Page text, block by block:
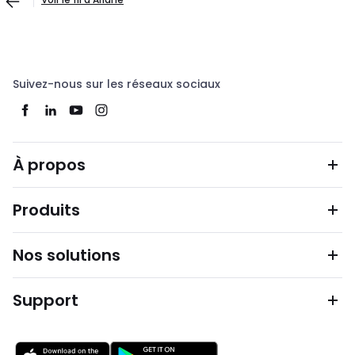
Suivez-nous sur les réseaux sociaux
À propos
Produits
Nos solutions
Support